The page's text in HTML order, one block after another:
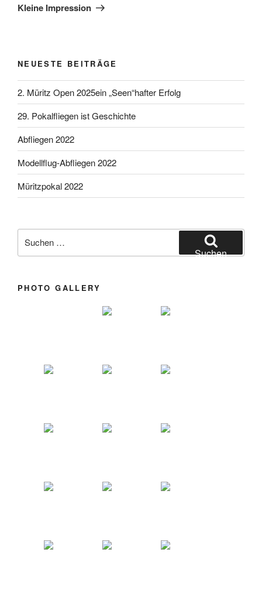
Kleine Impression
NEUESTE BEITRÄGE
2. Müritz Open 2025ein „Seen“hafter Erfolg
29. Pokalfliegen ist Geschichte
Abfliegen 2022
Modellflug-Abfliegen 2022
Müritzpokal 2022
Suchen
PHOTO GALLERY